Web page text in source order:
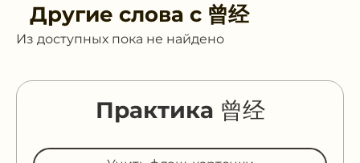
Другие слова с 曾经
Из доступных пока не найдено
Практика 曾经